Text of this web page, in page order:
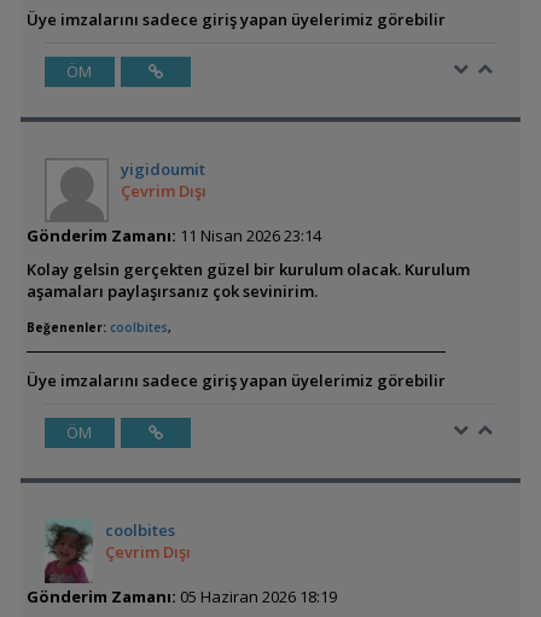
Üye imzalarını sadece giriş yapan üyelerimiz görebilir
ÖM
yigidoumit
Çevrim Dışı
Gönderim Zamanı: 11 Nisan 2026 23:14
Kolay gelsin gerçekten güzel bir kurulum olacak. Kurulum
aşamaları paylaşırsanız çok sevinirim.
Beğenenler: coolbites,
Üye imzalarını sadece giriş yapan üyelerimiz görebilir
ÖM
coolbites
Çevrim Dışı
Gönderim Zamanı: 05 Haziran 2026 18:19